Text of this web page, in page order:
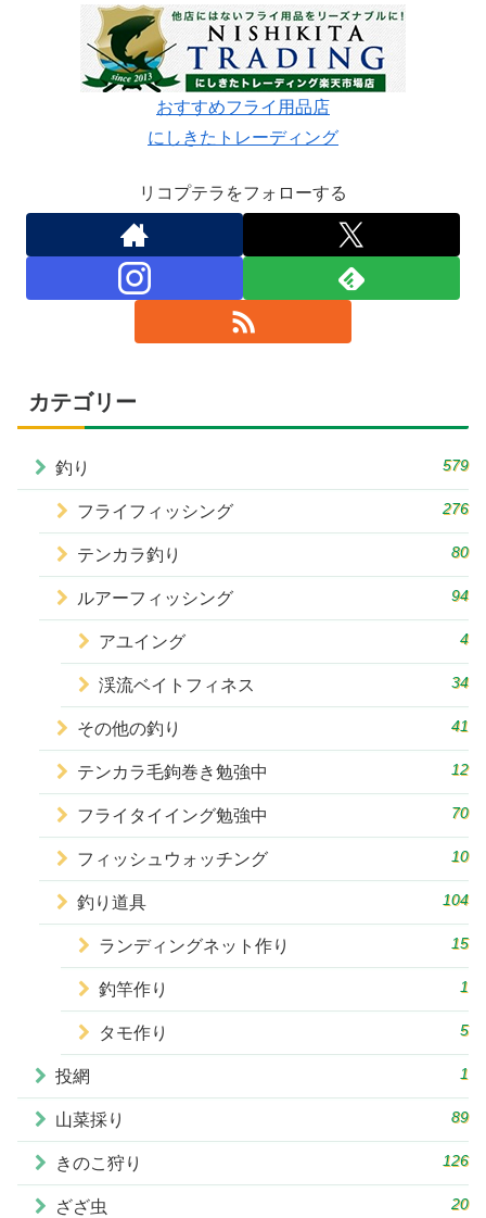
おすすめフライ用品店
にしきたトレーディング
リコプテラをフォローする
カテゴリー
釣り 579
フライフィッシング 276
テンカラ釣り 80
ルアーフィッシング 94
アユイング 4
渓流ベイトフィネス 34
その他の釣り 41
テンカラ毛鉤巻き勉強中 12
フライタイイング勉強中 70
フィッシュウォッチング 10
釣り道具 104
ランディングネット作り 15
釣竿作り 1
タモ作り 5
投網 1
山菜採り 89
きのこ狩り 126
ざざ虫 20